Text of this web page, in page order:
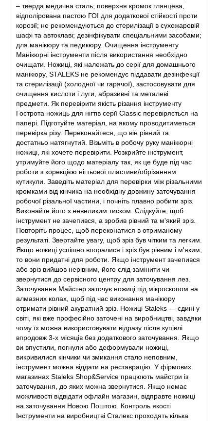
– тверда медична сталь; поверхня кромок глянцева,
відполірована пастою ГОІ для додаткової стійкості проти
корозії; не рекомендуються до стерилізації в сухожаровій
шафі та автоклаві; дезінфікувати спеціальними засобами;
для манікюру та педикюру. Очищення інструменту
Манікюрні інструменти після використання необхідно
очищати. Ножиці, які належать до серії для домашнього
манікюру, STALEKS не рекомендує піддавати дезінфекції
та стерилізації (холодної чи гарячої), застосовувати для
очищення кислоти і луги, абразивні та металеві
предмети. Як перевірити якість різання інструменту
Гострота ножиць для нігтів серії Classic перевіряється на
папері. Підготуйте матеріал, на якому проводитиметься
перевірка різу. Переконайтеся, що він рівний та
достатньо натягнутий. Візьміть в робочу руку манікюрні
ножиці, які хочете перевірити. Розкрийте інструмент,
утримуйте його щодо матеріалу так, як це буде під час
роботи з корекцією нігтьової пластини/обрізанням
кутикули. Заведіть матеріал для перевірки між різальними
кромками від кінчика на необхідну довжину заточування
робочої різальної частини, і почніть плавно робити зріз.
Виконайте його з невеликим тиском. Слідкуйте, щоб
інструмент не зачепився, а зробив рівний та м'який зріз.
Повторіть процес, щоб переконатися в отриманому
результаті. Звертайте увагу, щоб зріз був чітким та легким.
Якщо ножиці успішно впоралися і зріз був рівним і м'яким,
то вони придатні для роботи. Якщо інструмент зачепився
або зріз вийшов нерівним, його слід замінити чи
звернутися до сервісного центру для заточування лез.
Заточування Майстер заточує ножиці під мікроскопом на
алмазних колах, щоб під час виконання манікюру
отримати рівний акуратний зріз. Ножиці Staleks — єдині у
світі, які вже професійно заточені на виробництві, завдяки
чому їх можна використовувати відразу після купівлі
впродовж 3-х місяців без додаткового заточування. Якщо
ви впустили, погнули або деформували ножиці,
викривилися кінчики чи змикання стало неповним,
інструмент можна віддати на реставрацію. У фірмових
магазинах Staleks Shop&Service працюють майстри із
заточування, до яких можна звернутися. Якщо немає
можливості відвідати офлайн магазин, відправте ножиці
на заточування Новою Поштою. Контроль якості
Інструменти на виробництві Сталекс проходять кілька